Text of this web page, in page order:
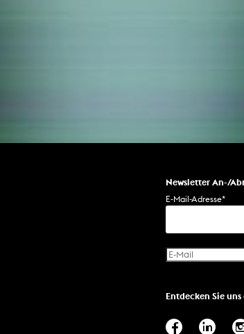
Newsletter An-/
E-Mail-Adresse*
Entdecken Sie